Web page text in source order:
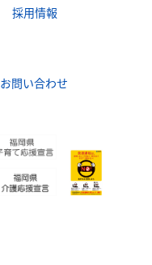
採用情報
お問い合わせ